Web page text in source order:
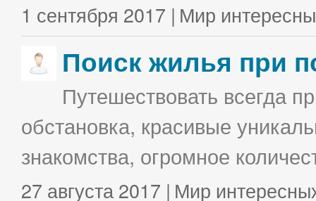
1 сентября 2017 | Мир
Поиск жилья при
Путешествовать всегда
обстановка, красивые
знакомства, огромное
27 августа 2017 | Мир